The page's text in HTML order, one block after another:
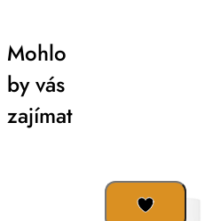
Mohlo
by vás
zajímat